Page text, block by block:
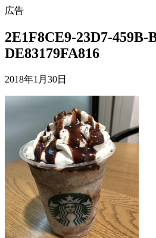
広告
2E1F8CE9-23D7-459B-
DE83179FA816
2018年1月30日